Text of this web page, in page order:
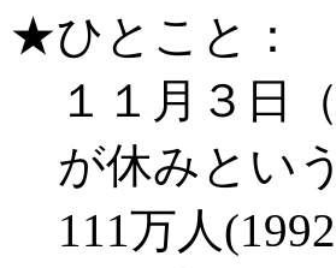
★ひとこと：
１１月３日
が休みとい
111万人